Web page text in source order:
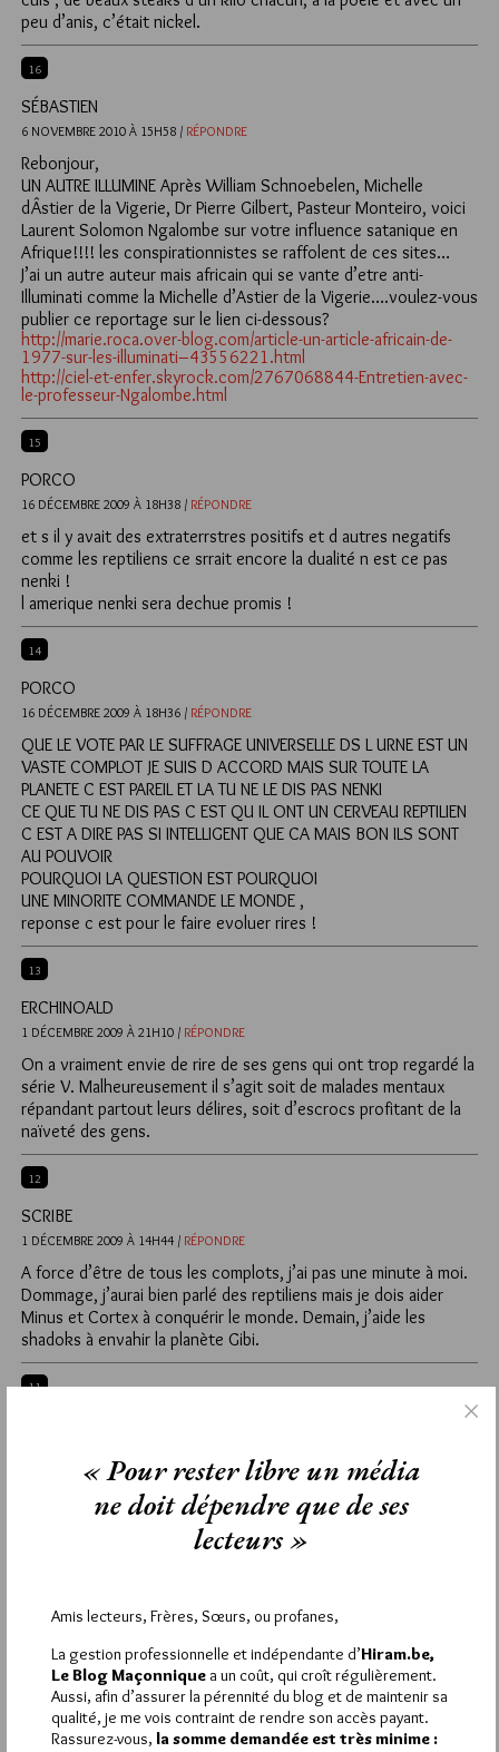
peu d’anis, c’était nickel.
16
SÉBASTIEN
6 NOVEMBRE 2010 À 15H58 / RÉPONDRE
Rebonjour,
UN AUTRE ILLUMINE Après William Schnoebelen, Michelle
dÂstier de la Vigerie, Dr Pierre Gilbert, Pasteur Monteiro, voici
Laurent Solomon Ngalombe sur votre influence satanique en
Afrique!!!! les conspirationnistes se raffolent de ces sites…
J’ai un autre auteur mais africain qui se vante d’etre anti-
Illuminati comme la Michelle d’Astier de la Vigerie….voulez-vous
publier ce reportage sur le lien ci-dessous?
http://marie.roca.over-blog.com/article-un-article-africain-de-
1977-sur-les-illuminati–43556221.html
http://ciel-et-enfer.skyrock.com/2767068844-Entretien-avec-
le-professeur-Ngalombe.html
15
PORCO
16 DÉCEMBRE 2009 À 18H38 / RÉPONDRE
et s il y avait des extraterrstres positifs et d autres negatifs
comme les reptiliens ce srrait encore la dualité n est ce pas
nenki !
l amerique nenki sera dechue promis !
14
PORCO
16 DÉCEMBRE 2009 À 18H36 / RÉPONDRE
QUE LE VOTE PAR LE SUFFRAGE UNIVERSELLE DS L URNE EST UN
VASTE COMPLOT JE SUIS D ACCORD MAIS SUR TOUTE LA
PLANETE C EST PAREIL ET LA TU NE LE DIS PAS NENKI
CE QUE TU NE DIS PAS C EST QU IL ONT UN CERVEAU REPTILIEN
C EST A DIRE PAS SI INTELLIGENT QUE CA MAIS BON ILS SONT
AU POUVOIR
POURQUOI LA QUESTION EST POURQUOI
UNE MINORITE COMMANDE LE MONDE ,
reponse c est pour le faire evoluer rires !
13
ERCHINOALD
1 DÉCEMBRE 2009 À 21H10 / RÉPONDRE
On a vraiment envie de rire de ses gens qui ont trop regardé la
série V. Malheureusement il s’agit soit de malades mentaux
répandant partout leurs délires, soit d’escrocs profitant de la
naïveté des gens.
12
SCRIBE
1 DÉCEMBRE 2009 À 14H44 / RÉPONDRE
A force d’être de tous les complots, j’ai pas une minute à moi.
Dommage, j’aurai bien parlé des reptiliens mais je dois aider
Minus et Cortex à conquérir le monde. Demain, j’aide les
shadoks à envahir la planète Gibi.
11
Tout cela est effectivement digne d’un cerveau « reptilien »…
Apparemment, il a confondu le 1er ministre britannique et la
scène orgiaque de Conan le barbare où le grand gourou Thulsa
Doom se transforme en serpent :p
Je ne sais pas ce qu’il prend, mais ça a l’air vachement bien !
« Pour rester libre un média
ne doit dépendre que de ses
lecteurs »
Amis lecteurs, Frères, Sœurs, ou profanes,
La gestion professionnelle et indépendante d’Hiram.be,
Le Blog Maçonnique a un coût, qui croît régulièrement.
Aussi, afin d’assurer la pérennité du blog et de maintenir sa
qualité, je me vois contraint de rendre son accès payant.
Rassurez-vous, la somme demandée est très minime :